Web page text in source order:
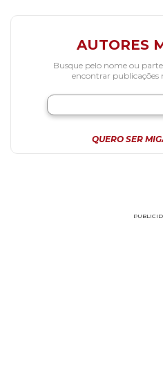
AUTORES
Busque pelo nome ou
encontrar publicações
QUERO SER